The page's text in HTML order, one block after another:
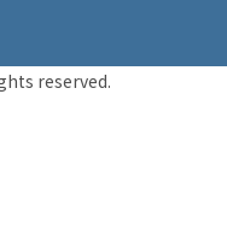
reserved.